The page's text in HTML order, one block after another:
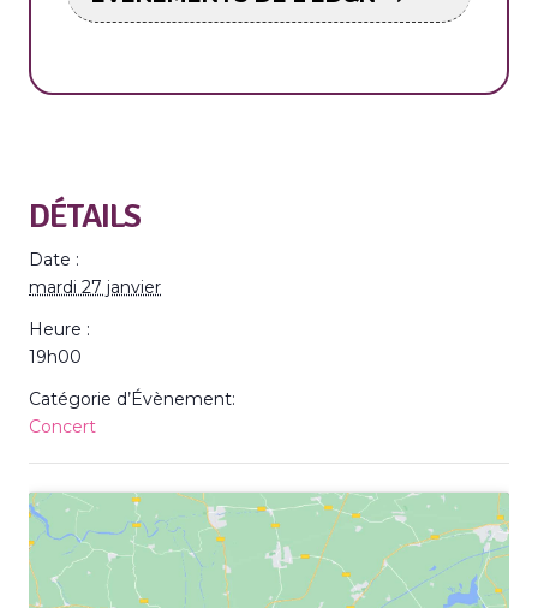
DÉTAILS
Date :
mardi 27 janvier
Heure :
19h00
Catégorie d’Évènement:
Concert